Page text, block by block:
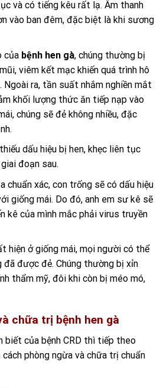
và có tiếng kêu rất lạ. Âm thanh
vào ban đêm, đặc biệt là khi sương
của bệnh hen gà, chúng thường bị
viêm kết mạc khiến quá trình hô
Ngoài ra, tần suất nhắm nghiền mắt
khối lượng thức ăn tiếp nạp vào
chúng sẽ đẻ không nhiều, đặc
dấu hiệu bị hen, khẹc liên tục
đoạn sau.
chuẩn xác, con trống sẽ có dấu hiệu
giống mái. Do đó, anh em sư kê sẽ
kê của mình mắc phải virus truyền
hiện ở giống mái, mọi người có thể
được đẻ. Chúng thường bị xỉn
thẩm mỹ, đôi khi còn bị méo mó,
chữa trị bệnh hen gà
biết của bệnh CRD thì tiếp theo
phòng ngừa và chữa trị chuẩn